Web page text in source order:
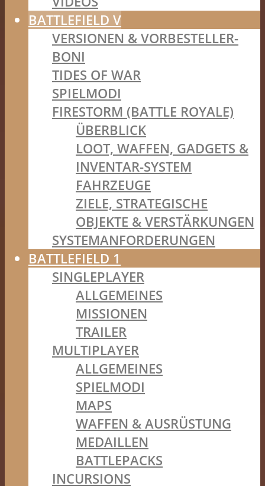
BATTLEFIELD V
VERSIONEN & VORBESTELLER-
BONI
TIDES OF WAR
SPIELMODI
FIRESTORM (BATTLE ROYALE)
ÜBERBLICK
LOOT, WAFFEN, GADGETS &
INVENTAR-SYSTEM
FAHRZEUGE
ZIELE, STRATEGISCHE
OBJEKTE & VERSTÄRKUNGEN
SYSTEMANFORDERUNGEN
BATTLEFIELD 1
SINGLEPLAYER
ALLGEMEINES
MISSIONEN
TRAILER
MULTIPLAYER
ALLGEMEINES
SPIELMODI
MAPS
WAFFEN & AUSRÜSTUNG
MEDAILLEN
BATTLEPACKS
INCURSIONS